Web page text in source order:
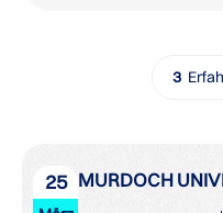
3
25 MURDOCH